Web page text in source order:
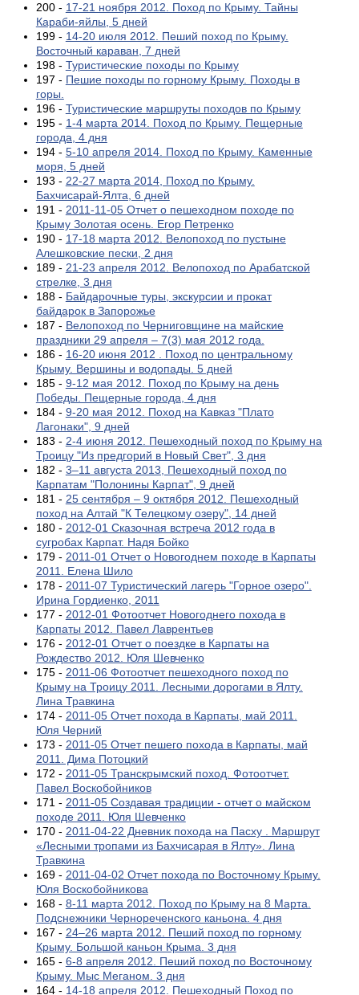
200 - 17-21 ноября 2012. Поход по Крыму. Тайны
Караби-яйлы, 5 дней
199 - 14-20 июля 2012. Пеший поход по Крыму.
Восточный караван, 7 дней
198 - Туристические походы по Крыму
197 - Пешие походы по горному Крыму. Походы в
горы.
196 - Туристические маршруты походов по Крыму
195 - 1-4 марта 2014. Поход по Крыму. Пещерные
города, 4 дня
194 - 5-10 апреля 2014. Поход по Крыму. Каменные
моря, 5 дней
193 - 22-27 марта 2014, Поход по Крыму.
Бахчисарай-Ялта, 6 дней
191 - 2011-11-05 Отчет о пешеходном походе по
Крыму Золотая осень. Егор Петренко
190 - 17-18 марта 2012. Велопоход по пустыне
Алешковские пески, 2 дня
189 - 21-23 апреля 2012. Велопоход по Арабатской
стрелке, 3 дня
188 - Байдарочные туры, экскурсии и прокат
байдарок в Запорожье
187 - Велопоход по Черниговщине на майские
праздники 29 апреля – 7(3) мая 2012 года.
186 - 16-20 июня 2012 . Поход по центральному
Крыму. Вершины и водопады. 5 дней
185 - 9-12 мая 2012. Поход по Крыму на день
Победы. Пещерные города, 4 дня
184 - 9-20 мая 2012. Поход на Кавказ "Плато
Лагонаки", 9 дней
183 - 2-4 июня 2012. Пешеходный поход по Крыму на
Троицу "Из предгорий в Новый Свет", 3 дня
182 - 3–11 августа 2013, Пешеходный поход по
Карпатам "Полонины Карпат", 9 дней
181 - 25 сентября – 9 октября 2012. Пешеходный
поход на Алтай "К Телецкому озеру", 14 дней
180 - 2012-01 Сказочная встреча 2012 года в
сугробах Карпат. Надя Бойко
179 - 2011-01 Отчет о Новогоднем походе в Карпаты
2011. Елена Шило
178 - 2011-07 Туристический лагерь "Горное озеро".
Ирина Гордиенко, 2011
177 - 2012-01 Фотоотчет Новогоднего похода в
Карпаты 2012. Павел Лаврентьев
176 - 2012-01 Отчет о поездке в Карпаты на
Рождество 2012. Юля Шевченко
175 - 2011-06 Фотоотчет пешеходного поход по
Крыму на Троицу 2011. Лесными дорогами в Ялту.
Лина Травкина
174 - 2011-05 Отчет похода в Карпаты, май 2011.
Юля Черний
173 - 2011-05 Отчет пешего похода в Карпаты, май
2011. Дима Потоцкий
172 - 2011-05 Транскрымский поход. Фотоотчет.
Павел Воскобойников
171 - 2011-05 Создавая традиции - отчет о майском
походе 2011. Юля Шевченко
170 - 2011-04-22 Дневник похода на Пасху . Маршрут
«Лесными тропами из Бахчисарая в Ялту». Лина
Травкина
169 - 2011-04-02 Отчет похода по Восточному Крыму.
Юля Воскобойникова
168 - 8-11 марта 2012. Поход по Крыму на 8 Марта.
Подснежники Чернореченского каньона. 4 дня
167 - 24–26 марта 2012. Пеший поход по горному
Крыму. Большой каньон Крыма. 3 дня
165 - 6-8 апреля 2012. Пеший поход по Восточному
Крыму. Мыс Меганом. 3 дня
164 - 14-18 апреля 2012. Пешеходный Поход по